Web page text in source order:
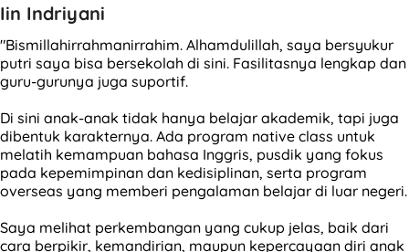
Iin Indriyani
"Bismillahirrahmanirrahim. Alhamdulillah, saya bersyukur
putri saya bisa bersekolah di sini. Fasilitasnya lengkap dan
guru-gurunya juga suportif.
Di sini anak-anak tidak hanya belajar akademik, tapi juga
dibentuk karakternya. Ada program native class untuk
melatih kemampuan bahasa Inggris, pusdik yang fokus
pada kepemimpinan dan kedisiplinan, serta program
overseas yang memberi pengalaman belajar di luar negeri.
Saya melihat perkembangan yang cukup jelas, baik dari
cara berpikir, kemandirian, maupun kepercayaan diri anak